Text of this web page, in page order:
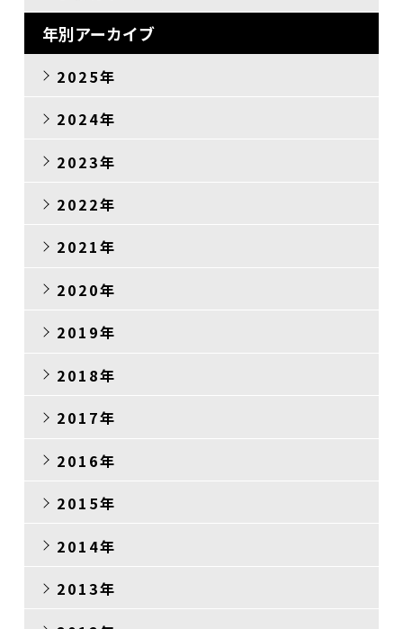
年別アーカイブ
2025年
2024年
2023年
2022年
2021年
2020年
2019年
2018年
2017年
2016年
2015年
2014年
2013年